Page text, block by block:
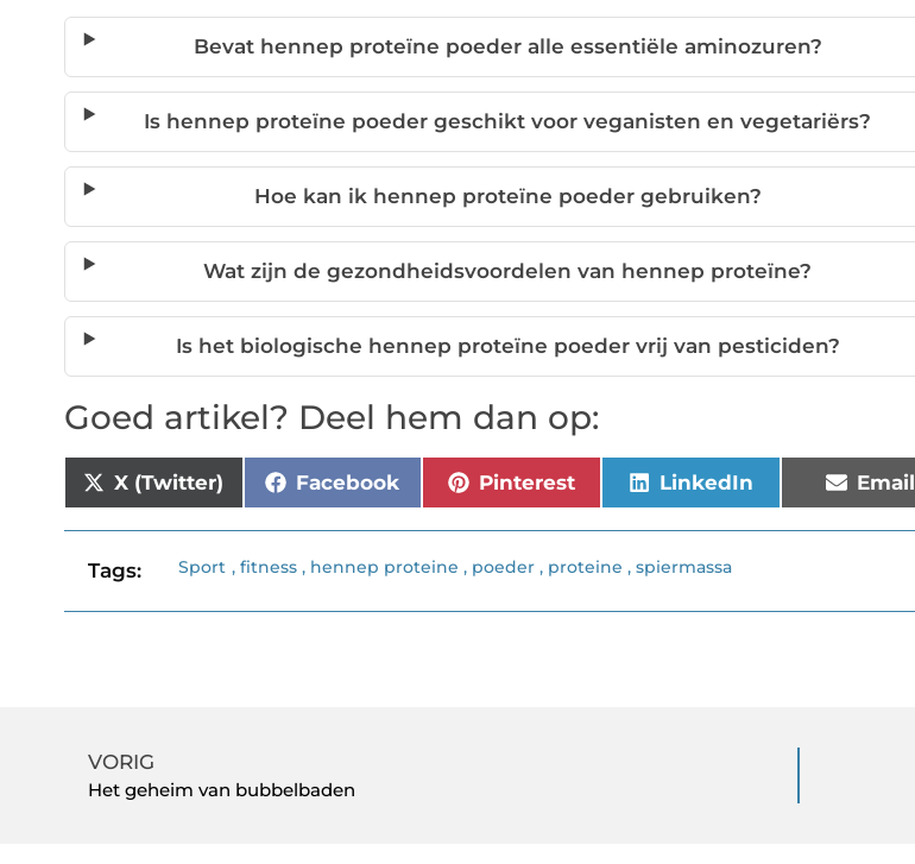
Bevat hennep proteïne poeder alle essentiële aminozuren?
Is hennep proteïne poeder geschikt voor veganisten en vegetariërs?
Hoe kan ik hennep proteïne poeder gebruiken?
Wat zijn de gezondheidsvoordelen van hennep proteïne?
Is het biologische hennep proteïne poeder vrij van pesticiden?
Goed artikel? Deel hem dan op:
X (Twitter) Facebook Pinterest LinkedIn Email
Tags: Sport ,fitness , hennep proteine , poeder , proteine ,spiermassa
VORIG
Het geheim van bubbelbaden